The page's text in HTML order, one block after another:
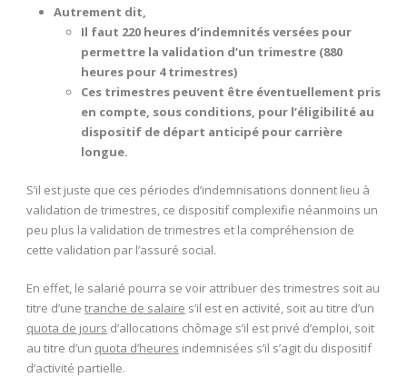
Autrement dit,
Il faut 220 heures d’indemnités versées pour
permettre la validation d’un trimestre (880
heures pour 4 trimestres)
Ces trimestres peuvent être éventuellement pris
en compte, sous conditions, pour l’éligibilité au
dispositif de départ anticipé pour carrière
longue.
S’il est juste que ces périodes d’indemnisations donnent lieu à
validation de trimestres, ce dispositif complexifie néanmoins un
peu plus la validation de trimestres et la compréhension de
cette validation par l’assuré social.
En effet, le salarié pourra se voir attribuer des trimestres soit au
titre d’une tranche de salaire s’il est en activité, soit au titre d’un
quota de jours d’allocations chômage s’il est privé d’emploi, soit
au titre d’un quota d’heures indemnisées s’il s’agit du dispositif
d’activité partielle.